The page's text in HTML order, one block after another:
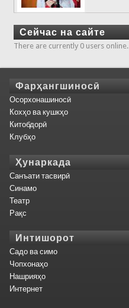
Сейчас на сайте
There are currently 0 users online.
Фарҳангшиносӣ
Осорхонашиносӣ
Кохҳо ва кушкҳо
Китобдорӣ
Клубҳо
Ҳунаркада
Санъати тасвирӣ
Синамо
Театр
Рақс
Интишорот
Садо ва симо
Чопхонаҳо
Нашрияҳо
Интернет